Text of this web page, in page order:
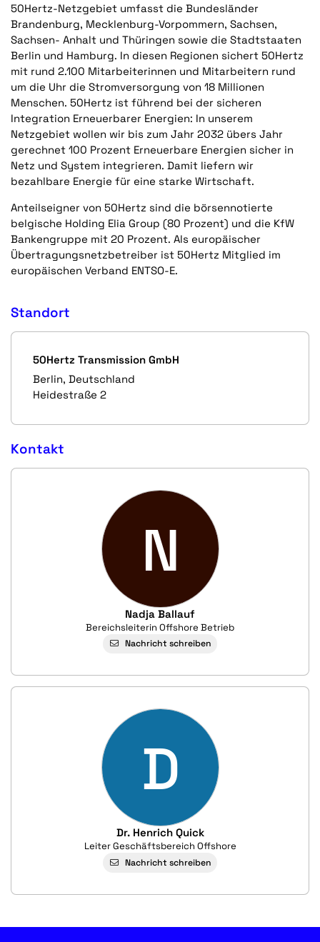
50Hertz-Netzgebiet umfasst die Bundesländer
Brandenburg, Mecklenburg-Vorpommern, Sachsen,
Sachsen- Anhalt und Thüringen sowie die Stadtstaaten
Berlin und Hamburg. In diesen Regionen sichert 50Hertz
mit rund 2.100 Mitarbeiterinnen und Mitarbeitern rund
um die Uhr die Stromversorgung von 18 Millionen
Menschen. 50Hertz ist führend bei der sicheren
Integration Erneuerbarer Energien: In unserem
Netzgebiet wollen wir bis zum Jahr 2032 übers Jahr
gerechnet 100 Prozent Erneuerbare Energien sicher in
Netz und System integrieren. Damit liefern wir
bezahlbare Energie für eine starke Wirtschaft.
Anteilseigner von 50Hertz sind die börsennotierte
belgische Holding Elia Group (80 Prozent) und die KfW
Bankengruppe mit 20 Prozent. Als europäischer
Übertragungsnetzbetreiber ist 50Hertz Mitglied im
europäischen Verband ENTSO-E.
Standort
50Hertz Transmission GmbH
Berlin, Deutschland
Heidestraße 2
Kontakt
N
Nadja Ballauf
Bereichsleiterin Offshore Betrieb
Nachricht schreiben
D
Dr. Henrich Quick
Leiter Geschäftsbereich Offshore
Nachricht schreiben